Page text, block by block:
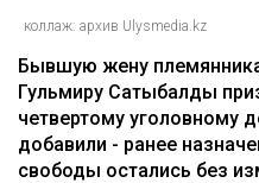
коллаж: архив Ulysmedia.kz
Бывшую жену
Гульмиру Сатыбалды
четвертому уголовному
добавили - ранее
свободы остались без